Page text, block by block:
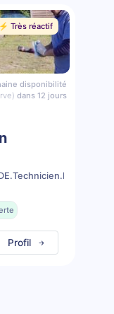
⚡️ Très réactif
disponibilité
dans 12 jours
Profil